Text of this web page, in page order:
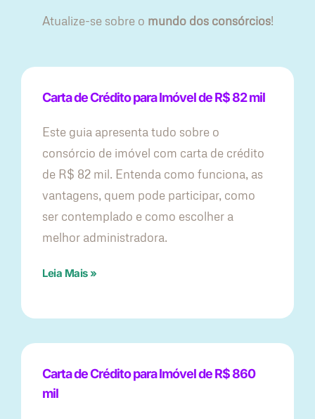
Atualize-se sobre o mundo dos consórcios!
Carta de Crédito para Imóvel de R$ 82 mil
Este guia apresenta tudo sobre o
consórcio de imóvel com carta de crédito
de R$ 82 mil. Entenda como funciona, as
vantagens, quem pode participar, como
ser contemplado e como escolher a
melhor administradora.
Leia Mais »
Carta de Crédito para Imóvel de R$ 860
mil